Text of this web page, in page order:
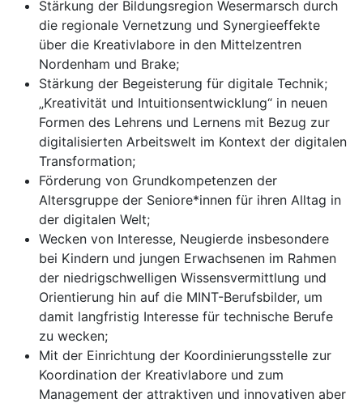
Stärkung der Bildungsregion Wesermarsch durch
die regionale Vernetzung und Synergieeffekte
über die Kreativlabore in den Mittelzentren
Nordenham und Brake;
Stärkung der Begeisterung für digitale Technik;
„Kreativität und Intuitionsentwicklung“ in neuen
Formen des Lehrens und Lernens mit Bezug zur
digitalisierten Arbeitswelt im Kontext der digitalen
Transformation;
Förderung von Grundkompetenzen der
Altersgruppe der Seniore*innen für ihren Alltag in
der digitalen Welt;
Wecken von Interesse, Neugierde insbesondere
bei Kindern und jungen Erwachsenen im Rahmen
der niedrigschwelligen Wissensvermittlung und
Orientierung hin auf die MINT-Berufsbilder, um
damit langfristig Interesse für technische Berufe
zu wecken;
Mit der Einrichtung der Koordinierungsstelle zur
Koordination der Kreativlabore und zum
Management der attraktiven und innovativen aber